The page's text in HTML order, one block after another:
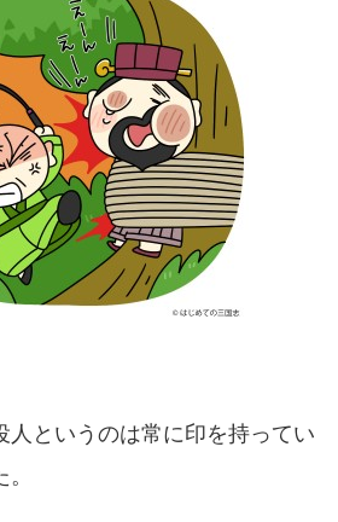
人というのは常に印を持ってい